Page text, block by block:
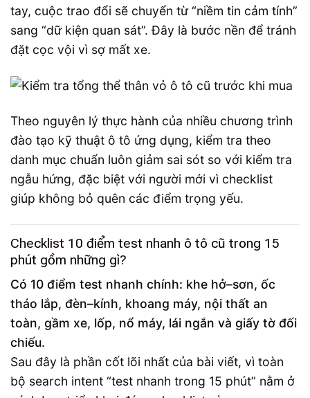
tay, cuộc trao đổi sẽ chuyển từ “niềm tin cảm tính”
sang “dữ kiện quan sát”. Đây là bước nền để tránh
đặt cọc vội vì sợ mất xe.
Theo nguyên lý thực hành của nhiều chương trình
đào tạo kỹ thuật ô tô ứng dụng, kiểm tra theo
danh mục chuẩn luôn giảm sai sót so với kiểm tra
ngẫu hứng, đặc biệt với người mới vì checklist
giúp không bỏ quên các điểm trọng yếu.
Checklist 10 điểm test nhanh ô tô cũ trong 15
phút gồm những gì?
Có 10 điểm test nhanh chính: khe hở–sơn, ốc
tháo lắp, đèn–kính, khoang máy, nội thất an
toàn, gầm xe, lốp, nổ máy, lái ngắn và giấy tờ đối
chiếu.
Sau đây là phần cốt lõi nhất của bài viết, vì toàn
bộ search intent “test nhanh trong 15 phút” nằm ở